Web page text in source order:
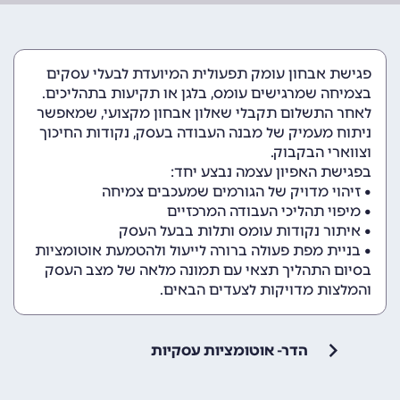
פגישת אבחון עומק תפעולית המיועדת לבעלי עסקים
בצמיחה שמרגישים עומס, בלגן או תקיעות בתהליכים.
לאחר התשלום תקבלי שאלון אבחון מקצועי, שמאפשר
ניתוח מעמיק של מבנה העבודה בעסק, נקודות החיכוך
וצווארי הבקבוק.
בפגישת האפיון עצמה נבצע יחד:
• זיהוי מדויק של הגורמים שמעכבים צמיחה
• מיפוי תהליכי העבודה המרכזיים
• איתור נקודות עומס ותלות בבעל העסק
• בניית מפת פעולה ברורה לייעול ולהטמעת אוטומציות
בסיום התהליך תצאי עם תמונה מלאה של מצב העסק
והמלצות מדויקות לצעדים הבאים.
הדר- אוטומציות עסקיות